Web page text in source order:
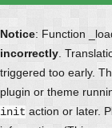
Notice: Function
incorrectly .
triggered too early.
plugin or theme
init action or later.